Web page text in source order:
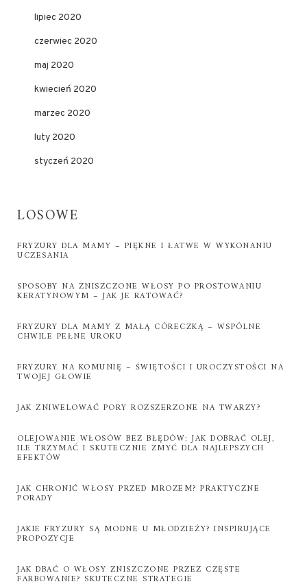
lipiec 2020
czerwiec 2020
maj 2020
kwiecień 2020
marzec 2020
luty 2020
styczeń 2020
LOSOWE
FRYZURY DLA MAMY – PIĘKNE I ŁATWE W WYKONANIU
UCZESANIA
SPOSOBY NA ZNISZCZONE WŁOSY PO PROSTOWANIU
KERATYNOWYM – JAK JE RATOWAĆ?
FRYZURY DLA MAMY Z MAŁĄ CÓRECZKĄ – WSPÓLNE
CHWILE PEŁNE UROKU
FRYZURY NA KOMUNIĘ – ŚWIĘTOŚCI I UROCZYSTOŚCI NA
TWOJEJ GŁOWIE
JAK ZNIWELOWAĆ PORY ROZSZERZONE NA TWARZY?
OLEJOWANIE WŁOSÓW BEZ BŁĘDÓW: JAK DOBRAĆ OLEJ,
ILE TRZYMAĆ I SKUTECZNIE ZMYĆ DLA NAJLEPSZYCH
EFEKTÓW
JAK CHRONIĆ WŁOSY PRZED MROZEM? PRAKTYCZNE
PORADY
JAKIE FRYZURY SĄ MODNE U MŁODZIEŻY? INSPIRUJĄCE
PROPOZYCJE
JAK DBAĆ O WŁOSY ZNISZCZONE PRZEZ CZĘSTE
FARBOWANIE? SKUTECZNE STRATEGIE